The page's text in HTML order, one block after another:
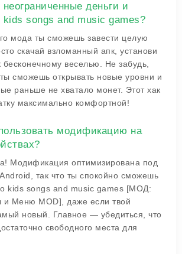
неограниченные деньги и
kids songs and music games?
мода ты сможешь завести целую
скачай взломанный апк, установи
бесконечному веселью. Не забудь,
сможешь открывать новые уровни и
раньше не хватало монет. Этот хак
максимально комфортной!
модификацию на
Модификация оптимизирована под
так что ты спокойно сможешь
kids songs and music games [МОД:
и Меню MOD], даже если твой
новый. Главное — убедиться, что
свободного места для